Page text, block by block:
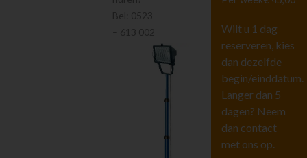
Wilt u 1 dag
reserveren, kies
dan dezelfde
begin/einddatum.
Langer dan 5
dagen? Neem
dan contact
met ons op.